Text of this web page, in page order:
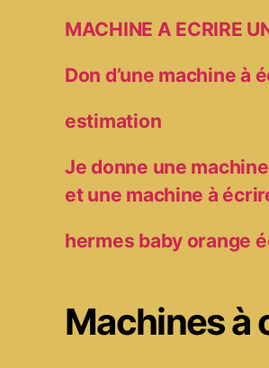
MACHINE A ECRIRE
Don d’une machine à
estimation
Je donne une machine
et une machine à
hermes baby orange
Machines à